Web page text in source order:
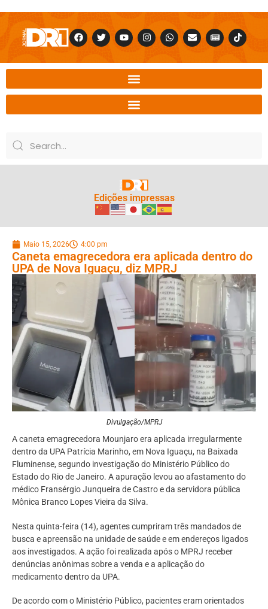
Edições impressas
Maio 15, 2026 4:00 pm
Caneta emagrecedora era aplicada dentro do
UPA de Nova Iguaçu, diz MPRJ
Divulgação/MPRJ
A caneta emagrecedora Mounjaro era aplicada irregularmente
dentro da UPA Patrícia Marinho, em Nova Iguaçu, na Baixada
Fluminense, segundo investigação do Ministério Público do
Estado do Rio de Janeiro. A apuração levou ao afastamento do
médico Fransérgio Junqueira de Castro e da servidora pública
Mônica Branco Lopes Vieira da Silva.
Nesta quinta-feira (14), agentes cumpriram três mandados de
busca e apreensão na unidade de saúde e em endereços ligados
aos investigados. A ação foi realizada após o MPRJ receber
denúncias anônimas sobre a venda e a aplicação do
medicamento dentro da UPA.
De acordo com o Ministério Público, pacientes eram orientados